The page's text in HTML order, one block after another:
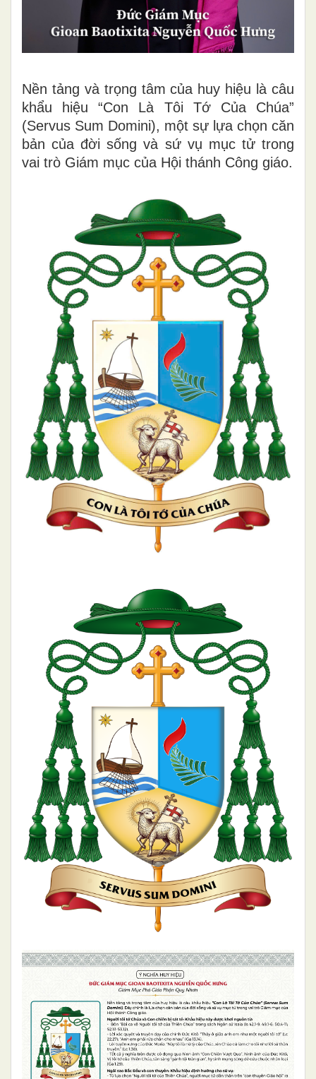
Nền tảng và trọng tâm của huy hiệu là câu
khẩu hiệu “Con Là Tôi Tớ Của Chúa”
(Servus Sum Domini), một sự lựa chọn căn
bản của đời sống và sứ vụ mục tử trong
vai trò Giám mục của Hội thánh Công giáo.